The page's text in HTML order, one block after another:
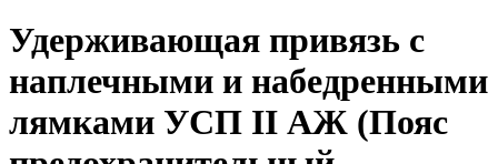
Удерживающая привязь с
наплечными и набедренными
лямками УСП II АЖ (Пояс